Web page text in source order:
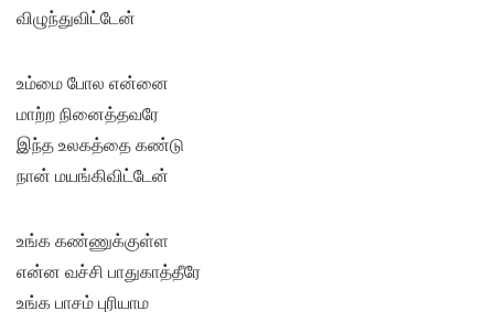
விழுந்துவிட்டேன்
உம்மை போல என்னை
மாற்ற நினைத்தவரே
இந்த உலகத்தை கண்டு
நான் மயங்கிவிட்டேன்
உங்க கண்ணுக்குள்ள
என்ன வச்சி பாதுகாத்தீரே
உங்க பாசம் புரியாம